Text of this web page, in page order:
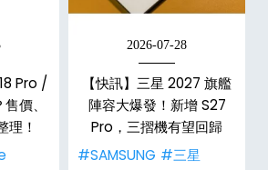
Pro /
價、
理！
2026-07-28
【快訊】三星 2027 旗艦
陣容大爆發！新增 S27
Pro，三摺機有望回歸
#SAMSUNG #三星